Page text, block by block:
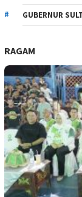
GUBERNUR
RAGAM